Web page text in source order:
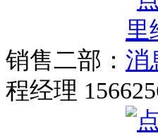
销售二部：
程经理